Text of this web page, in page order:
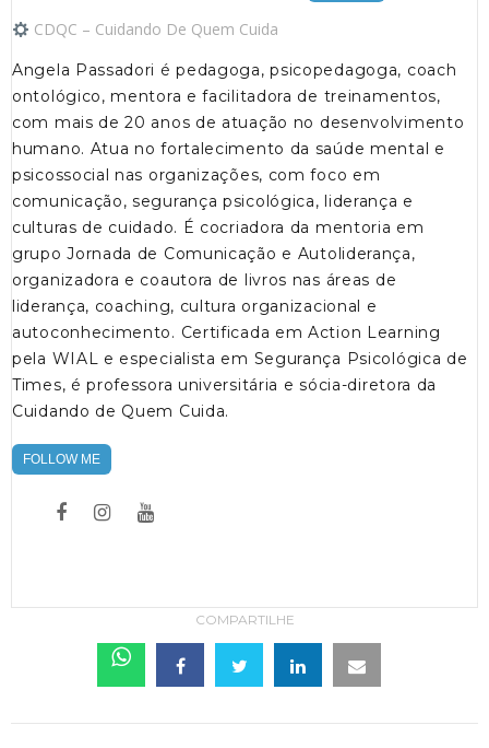
CDQC – Cuidando De Quem Cuida
Angela Passadori é pedagoga, psicopedagoga, coach
ontológico, mentora e facilitadora de treinamentos,
com mais de 20 anos de atuação no desenvolvimento
humano. Atua no fortalecimento da saúde mental e
psicossocial nas organizações, com foco em
comunicação, segurança psicológica, liderança e
culturas de cuidado. É cocriadora da mentoria em
grupo Jornada de Comunicação e Autoliderança,
organizadora e coautora de livros nas áreas de
liderança, coaching, cultura organizacional e
autoconhecimento. Certificada em Action Learning
pela WIAL e especialista em Segurança Psicológica de
Times, é professora universitária e sócia-diretora da
Cuidando de Quem Cuida.
FOLLOW ME
COMPARTILHE